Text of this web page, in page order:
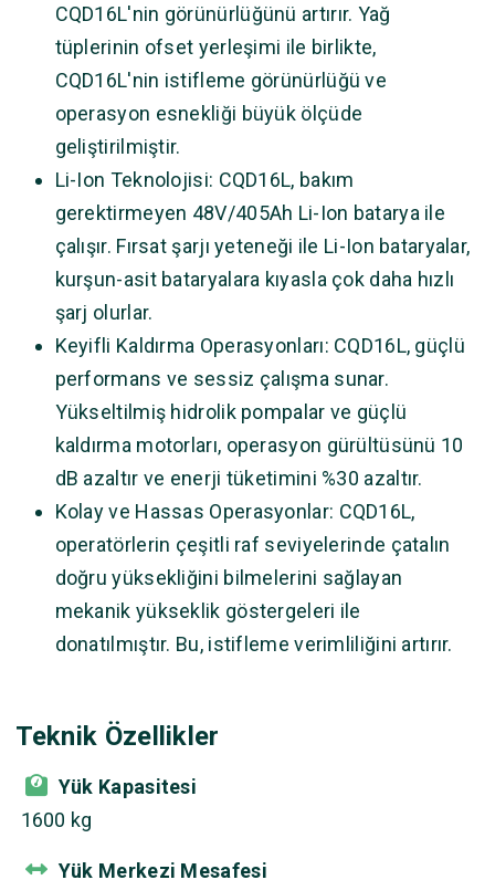
CQD16L'nin görünürlüğünü artırır. Yağ
tüplerinin ofset yerleşimi ile birlikte,
CQD16L'nin istifleme görünürlüğü ve
operasyon esnekliği büyük ölçüde
geliştirilmiştir.
Li-Ion Teknolojisi: CQD16L, bakım
gerektirmeyen 48V/405Ah Li-Ion batarya ile
çalışır. Fırsat şarjı yeteneği ile Li-Ion bataryalar,
kurşun-asit bataryalara kıyasla çok daha hızlı
şarj olurlar.
Keyifli Kaldırma Operasyonları: CQD16L, güçlü
performans ve sessiz çalışma sunar.
Yükseltilmiş hidrolik pompalar ve güçlü
kaldırma motorları, operasyon gürültüsünü 10
dB azaltır ve enerji tüketimini %30 azaltır.
Kolay ve Hassas Operasyonlar: CQD16L,
operatörlerin çeşitli raf seviyelerinde çatalın
doğru yüksekliğini bilmelerini sağlayan
mekanik yükseklik göstergeleri ile
donatılmıştır. Bu, istifleme verimliliğini artırır.
Teknik Özellikler
Yük Kapasitesi
1600 kg
Yük Merkezi Mesafesi